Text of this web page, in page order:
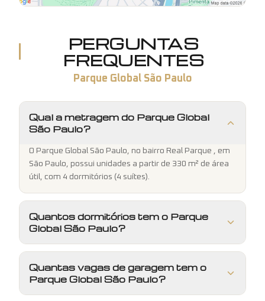
PERGUNTAS
FREQUENTES
Parque Global São Paulo
Qual a metragem do Parque Global
São Paulo?
O Parque Global São Paulo, no bairro Real Parque , em
São Paulo, possui unidades a partir de 330 m² de área
útil, com 4 dormitórios (4 suítes).
Quantos dormitórios tem o Parque
Global São Paulo?
Quantas vagas de garagem tem o
Parque Global São Paulo?